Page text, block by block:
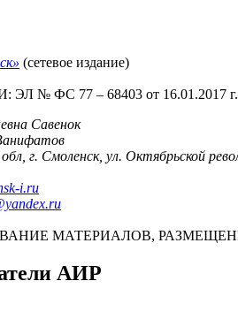
(сетевое издание)
ЭЛ № ФС 77 – 68403 от 16.01.2017 г.
Савенок
г. Смоленск, ул. Октябрьской
i.ru
МАТЕРИАЛОВ,
АИР